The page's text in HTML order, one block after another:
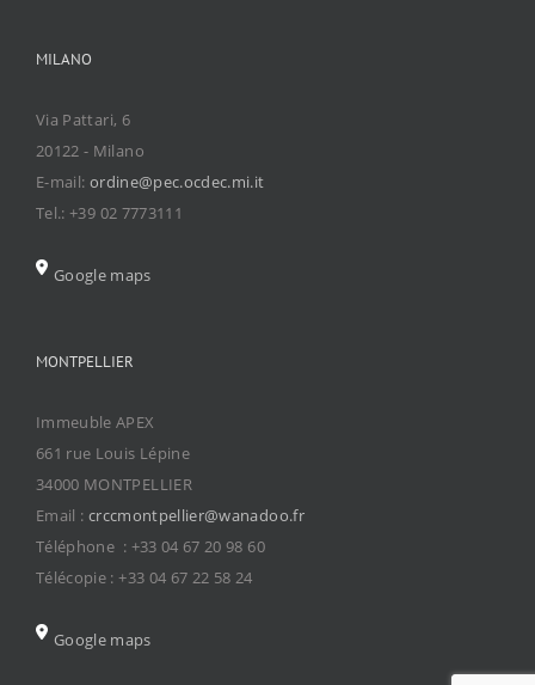
MILANO
Via Pattari, 6
20122 - Milano
E-mail: ordine@pec.ocdec.mi.it
Tel.: +39 02 7773111
Google maps
MONTPELLIER
Immeuble APEX
661 rue Louis Lépine
34000 MONTPELLIER
Email : crccmontpellier@wanadoo.fr
Téléphone : +33 04 67 20 98 60
Télécopie : +33 04 67 22 58 24
Google maps